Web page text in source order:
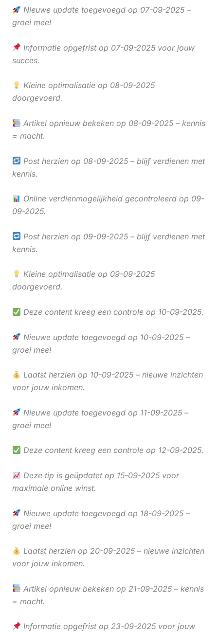
Nieuwe update toegevoegd op 07-09-2025 –
groei mee!
Informatie opgefrist op 07-09-2025 voor jouw
succes.
Kleine optimalisatie op 08-09-2025
doorgevoerd.
Artikel opnieuw bekeken op 08-09-2025 – kennis
= macht.
Post herzien op 08-09-2025 – blijf verdienen met
kennis.
Online verdienmogelijkheid gecontroleerd op 09-
09-2025.
Post herzien op 09-09-2025 – blijf verdienen met
kennis.
Kleine optimalisatie op 09-09-2025
doorgevoerd.
Deze content kreeg een controle op 10-09-2025.
Nieuwe update toegevoegd op 10-09-2025 –
groei mee!
Laatst herzien op 10-09-2025 – nieuwe inzichten
voor jouw inkomen.
Nieuwe update toegevoegd op 11-09-2025 –
groei mee!
Deze content kreeg een controle op 12-09-2025.
Deze tip is geüpdatet op 15-09-2025 voor
maximale online winst.
Nieuwe update toegevoegd op 18-09-2025 –
groei mee!
Laatst herzien op 20-09-2025 – nieuwe inzichten
voor jouw inkomen.
Artikel opnieuw bekeken op 21-09-2025 – kennis
= macht.
Informatie opgefrist op 23-09-2025 voor jouw